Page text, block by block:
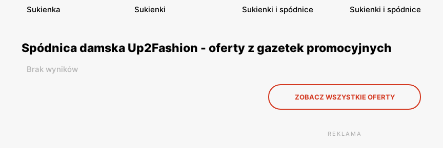
Sukienka Sukienki Sukienki i spódnice Sukienki i spódnice
Spódnica damska Up2Fashion - oferty z gazetek promocyjnych
Brak wyników
ZOBACZ WSZYSTKIE OFERTY
REKLAMA